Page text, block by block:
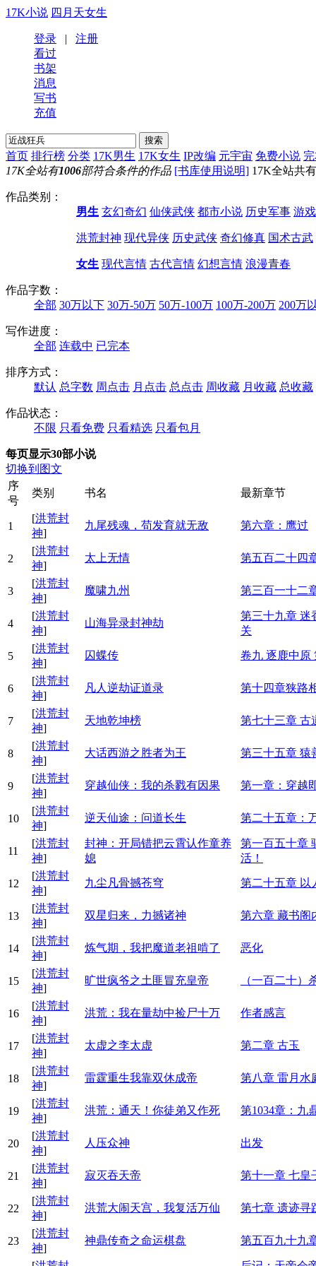
17K小说 四月天女生
登录 | 注册
看过
书架
消息
写书
充值
首页 排行榜 分类 17K男生 17K女生 IP改编 元宇宙 免费小说
17K全站有1006部符合条件的作品 [书库使用说明] 17K全站共
作品类别：
男生 玄幻奇幻 仙侠武侠 都市小说 历史军事 游
洪荒封神 现代异侠 历史武侠 奇幻修真 国术古武
女生 现代言情 古代言情 幻想言情 浪漫青春
作品字数：
全部 30万以下 30万-50万 50万-100万 100万-200万 200万
写作进度：
全部 连载中 已完本
排序方式：
默认 总字数 周点击 月点击 总点击 周收藏 月收藏 总收藏
作品状态：
不限 只看免费 只看精选 只看包月
每页显示30部小说
切换到图文
序
号
类别 书名 最新章节
1
[洪荒封
神]
九尾残魂，苟发育就无敌 第六章：鹰过
2
[洪荒封
神]
太上无情 第五百二十四
3
[洪荒封
神]
魔啸九州 第三百一十二
4
[洪荒封
神]
山海异录封神劫
第三十九章 迷
关
5
[洪荒封
神]
囚蝶传 卷九 逐鹿中原
6
[洪荒封
神]
凡人逆劫证道录 第十四章狭路
7
[洪荒封
神]
天地乾坤榜 第七十三章 古
8
[洪荒封
神]
大话西游之胜者为王 第三十五章 猿
9
[洪荒封
神]
穿越仙侠：我的杀戮有因果 第一章：穿越
10
[洪荒封
神]
逆天仙途：问道长生 第二十五章：
11
[洪荒封
神]
封神：开局错把云霄认作童养
媳
第一百五十章
活！
12
[洪荒封
神]
九尘凡骨撼苍穹 第二十五章 以
13
[洪荒封
神]
双星归来，力撼诸神 第六章 藏书阁
14
[洪荒封
神]
炼气期，我把魔道老祖啃了 恶化
15
[洪荒封
神]
旷世疯爷之土匪冒充皇帝 （一百二十）
16
[洪荒封
神]
洪荒：我在量劫中捡尸十万 作者感言
17
[洪荒封
神]
太虚之李太虚 第二章 古玉
18
[洪荒封
神]
雷霆重生我靠双休成帝 第八章 雷月水
19
[洪荒封
神]
洪荒：通天！你徒弟又作死 第1034章：九
20
[洪荒封
神]
人压众神 出发
21
[洪荒封
神]
寂灭吞天帝 第十一章 七皇
22
[洪荒封
神]
洪荒大闹天宫，我复活万仙 第七章 遗迹寻
23
[洪荒封
神]
神鼎传奇之命运棋盘 第五百九十九